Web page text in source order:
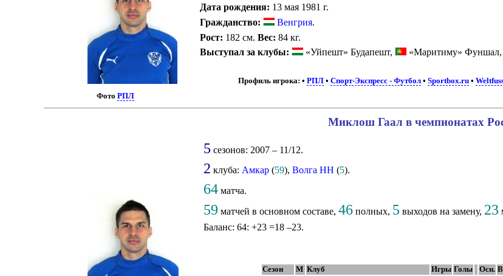
ФотоРПЛ
Дата рождения: 13 мая 1981 г.
Гражданство:
Венгрия.
Рост: 182 см. Вес: 84 кг.
Выступал за клубы:
«Уйпешт» Будапешт, «Маритиму» Фуншал,
Профиль игрока: • РПЛ• Спорт-Экспресс - Футбол• Sportbox.ru•
Миклош Гаал в чемпионатах
5 сезонов: 2007 – 11/12.
2 клуба: Амкар(59), Волга НН (5).
64матча.
59 матчей в основном составе, 46полных, 5 выходов на замену, 23
Баланс: 64: +23 =18 –23.
Сезон М Клуб Игры Голы Осн.